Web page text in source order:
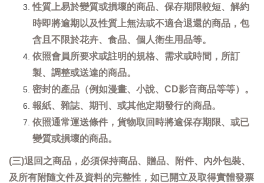
性質上易於變質或損壞的商品、保存期限較短、解約
時即將逾期以及性質上無法或不適合退還的商品，包
含且不限於花卉、食品、個人衛生用品等。
依照會員所要求或註明的規格、需求或時間，所訂
製、調整或送達的商品。
密封的產品（例如漫畫、小說、CD影音商品等等）。
報紙、雜誌、期刊、或其他定期發行的商品。
依照通常運送條件，貨物取回時將逾保存期限、或已
變質或損壞的商品。
(三)退回之商品，必須保持商品、贈品、附件、內外包裝、
及所有附隨文件及資料的完整性，如已開立及取得實體發票